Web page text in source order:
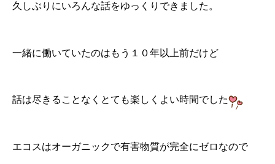
久しぶりにいろんな話をゆっくりできました。
一緒に働いていたのはもう１０年以上前だけど
話は尽きることなくとても楽しくよい時間でした
エコスはオーガニックで有害物質が完全にゼロ なので